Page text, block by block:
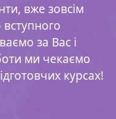
вже зовсім
за Вас і
ми чекаємо
курсах!